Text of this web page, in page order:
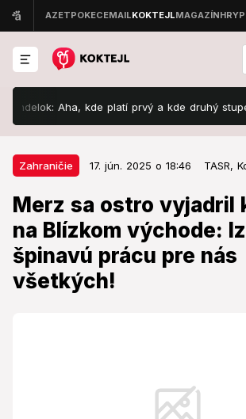
Aha, kde platí prvý a kde druhý stupeň
Zahraničie 17. jún. 2025 o 18:46 TASR,
Merz sa ostro vyjadril
na Blízkom východe:
špinavú prácu pre nás
všetkých!
Zahraničie 17. jún. 2025 o 18:46
Merz sa ostro vyjadril k
Blízkom východe: Izrael
špinavú prácu pre nás
Podľa kancelára by útoky Izraela
viesť k zániku Iránskej islamskej